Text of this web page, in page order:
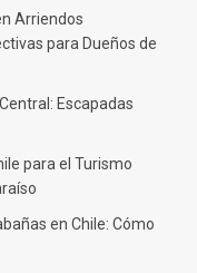
Arriendos
para Dueños de
Escapadas
para el Turismo
en Chile: Cómo